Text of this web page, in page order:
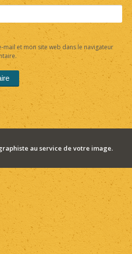
mail et mon site web dans le navigateur
au service de votre image.